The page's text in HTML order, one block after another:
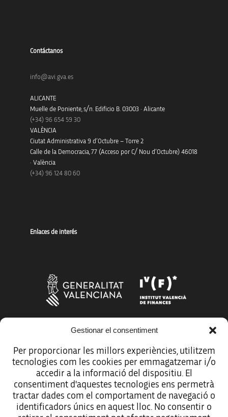
Gestionar el consentiment
Per proporcionar les millors experiències, utilitzem
tecnologies com les cookies per emmagatzemar i/o
accedir a la informació del dispositiu. El
consentiment d'aquestes tecnologies ens permetrà
tractar dades com el comportament de navegació o
identificadors únics en aquest lloc. No consentir o
Contáctanos
info@avi.gva.es
ALICANTE
Muelle de Poniente, s/n. Edificio B. 03003 · Alicante
(+34) 96 654 59 30
VALÈNCIA
Ciutat Administrativa 9 d’Octubre – Torre 2
Calle de la Democracia, 77 (Acceso por C/ Nou d’Octubre) 46018
· València
(+34) 96 124 80 60
Enlaces de interés
Avíso legal